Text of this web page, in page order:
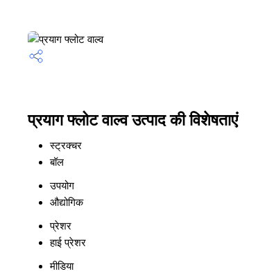
प्रयाग फ्लोट वाल्व उत्पाद की विशेषताएं
स्ट्रक्चर
बॉल
उपयोग
औद्योगिक
प्रेशर
हाई प्रेशर
मीडिया